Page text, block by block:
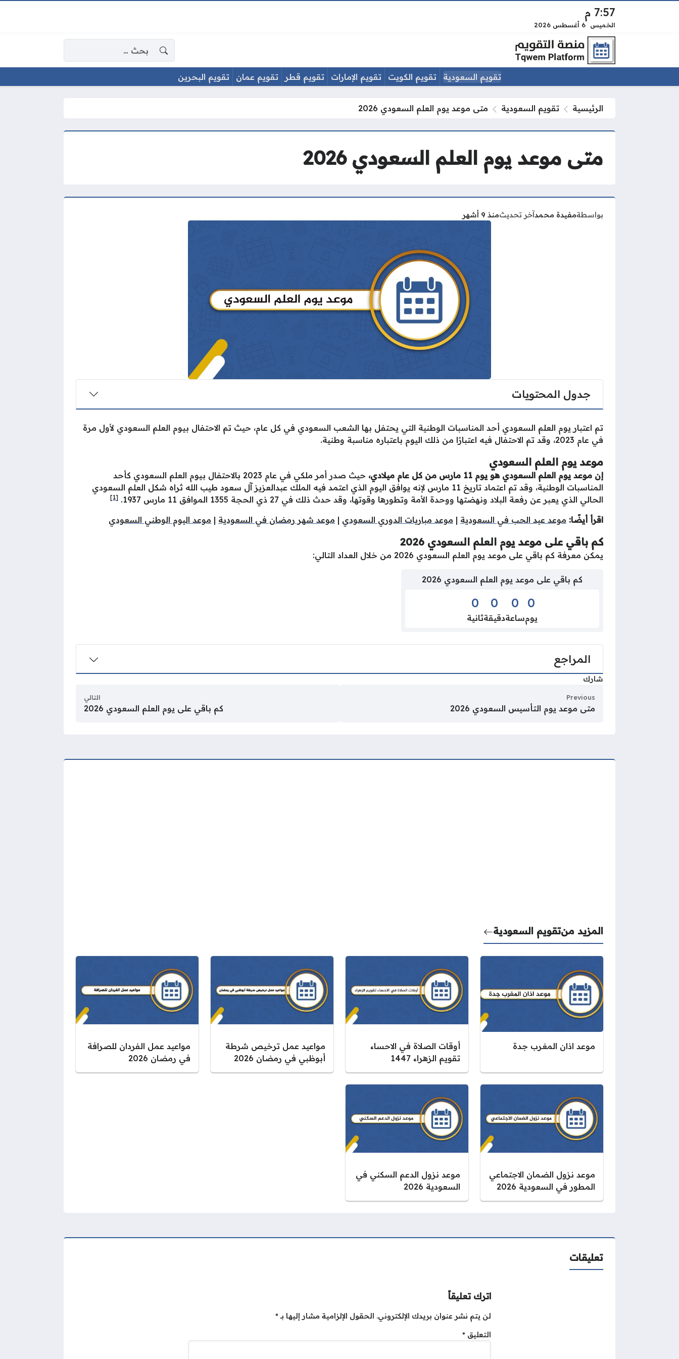
7:57 م
الخميس 6 أغسطس 2026
البحث عن:
تقويم السعودية تقويم الكويت تقويم الإمارات تقويم قطر تقويم عمان تقويم البحرين
الرئيسية تقويم السعودية متى موعد يوم العلم السعودي 2026
متى موعد يوم العلم السعودي 2026
بواسطةمفيدة محمدآخر تحديثمنذ 9 أشهر
جدول المحتويات
تم اعتبار يوم العلم السعودي أحد المناسبات الوطنية التي يحتفل بها الشعب السعودي في كل عام، حيث تم الاحتفال بيوم العلم السعودي لأول مرة
في عام 2023، وقد تم الاحتفال فيه اعتبارًا من ذلك اليوم باعتباره مناسبة وطنية.
موعد يوم العلم السعودي
إن موعد يوم العلم السعودي هو يوم 11 مارس من كل عام ميلادي،
حيث صدر أمر ملكي في عام 2023 بالاحتفال بيوم العلم السعودي كأحد
المناسبات الوطنية، وقد تم اعتماد تاريخ 11 مارس لإنه يوافق اليوم الذي اعتمد فيه الملك عبدالعزيز آل سعود طيب الله ثراه شكل العلم السعودي
الحالي الذي يعبر عن رفعة البلاد ونهضتها ووحدة الأمة وتطورها وقوتها، وقد حدث ذلك في 27 ذي الحجة 1355 الموافق 11 مارس 1937.
[1]
اقرأ أيضًا: موعد عيد الحب في السعودية | موعد مباريات الدوري السعودي | موعد شهر رمضان في السعودية | موعد اليوم الوطني السعودي
كم باقي على موعد يوم العلم السعودي 2026
يمكن معرفة كم باقي على موعد يوم العلم السعودي 2026 من خلال العداد التالي:
كم باقي على موعد يوم العلم السعودي 2026
0
يوم
0
ساعة
0
دقيقة
0
ثانية
المراجع
شارك
Previous
متى موعد يوم التأسيس السعودي 2026
التالي
كم باقي على يوم العلم السعودي 2026
المزيد منتقويم السعودية
موعد اذان المغرب جدة
أوقات الصلاة في الاحساء
تقويم الزهراء 1447
مواعيد عمل ترخيص شرطة
أبوظبي في رمضان 2026
مواعيد عمل الفردان للصرافة
في رمضان 2026
موعد نزول الضمان الاجتماعي
المطور في السعودية 2026
موعد نزول الدعم السكني في
السعودية 2026
تعليقات
اترك تعليقاً
لن يتم نشر عنوان بريدك الإلكتروني. الحقول الإلزامية مشار إليها بـ*
التعليق *